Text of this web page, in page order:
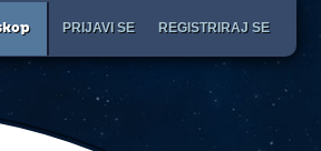
PRIJAVI SE REGISTRIRAJ SE